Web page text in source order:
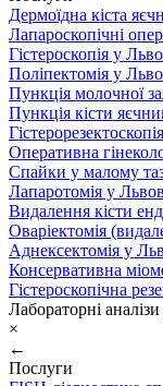
Дермоїдна кіста
Лапароскопічні
Гістероскопія у
Поліпектомія у
Пункція молочної
Пункція кісти
Оперативна
Спайки у малому
Лапаротомія у
Видалення кісти
Оваріектомія
Аднексектомія у
Консервативна
Гістероскопічна
Лабораторні
×
←
Послуги